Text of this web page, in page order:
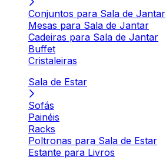
Conjuntos para Sala de Jantar
Mesas para Sala de Jantar
Cadeiras para Sala de Jantar
Buffet
Cristaleiras
Sala de Estar
Sofás
Painéis
Racks
Poltronas para Sala de Estar
Estante para Livros